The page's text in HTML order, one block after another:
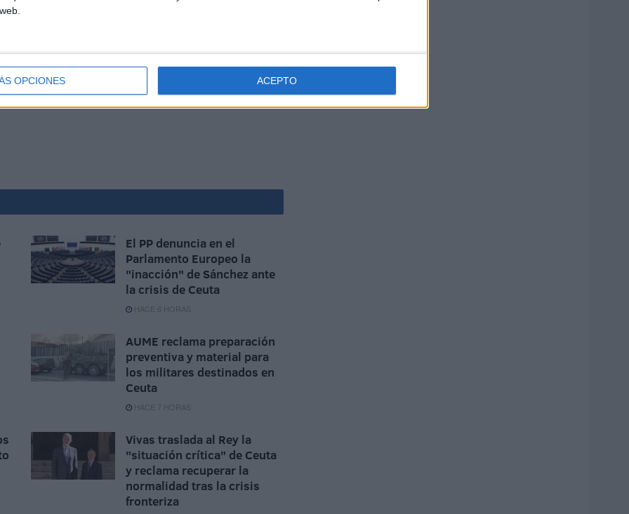
OPCIONES ACEPTO
cámaras para el control de los vehículos, en la zona
de reconocimiento facial, así que se sigue trabajando
para lo que se contará con la visita de un alto
ha sido confirmada, pero sí que su presencia la ha
El PP denuncia en el
Parlamento Europeo la
"inacción" de Sánchez ante
la crisis de Ceuta
HACE 6 HORAS
AUME reclama preparación
preventiva y material para
los militares destinados en
Ceuta
HACE 7 HORAS
Vivas traslada al Rey la
"situación crítica" de Ceuta
y reclama recuperar la
normalidad tras la crisis
fronteriza